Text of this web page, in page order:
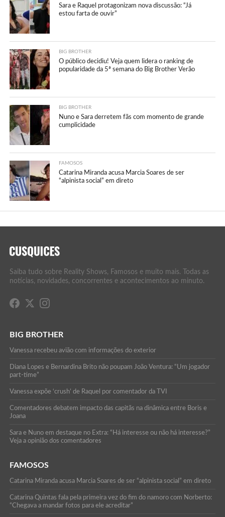
Sara e Raquel protagonizam nova discussão: “Já
estou farta de ouvir”
BIG BROTHER
O público decidiu! Veja quem lidera o ranking de
popularidade da 5ª semana do Big Brother Verão
BIG BROTHER
Nuno e Sara derretem fãs com momento de grande
cumplicidade
FAMOSOS
Catarina Miranda acusa Marcia Soares de ser
“alpinista social” em direto
Saiba tudo sobre Reality Shows, Famosos e muito mais. Todas as
notícias, novidades, concorrentes e acontecimentos ao minuto.
BIG BROTHER
Vanessa recebeu avião com informações do exterior
Diana Lopes e Bernardina Brito não poupam João Ventura: “Um jogador
part-time”
Vanessa expõe ‘crush’ de Raquel por comentador da TVI
Comentadores debatem impacto das capitãs na dinâmica entre Boris e
Joana
Sara e Nuno em destaque no Extra: “Há interesse ou não há interesse?”
Veja a opinião dos comentadores
FAMOSOS
Catarina Miranda acusa Marcia Soares de ser “alpinista social” em direto
Catarina Quintas fala pela primeira vez do fim do namoro com Norberto:
“Chegava a mandar fotos para ele acreditar”